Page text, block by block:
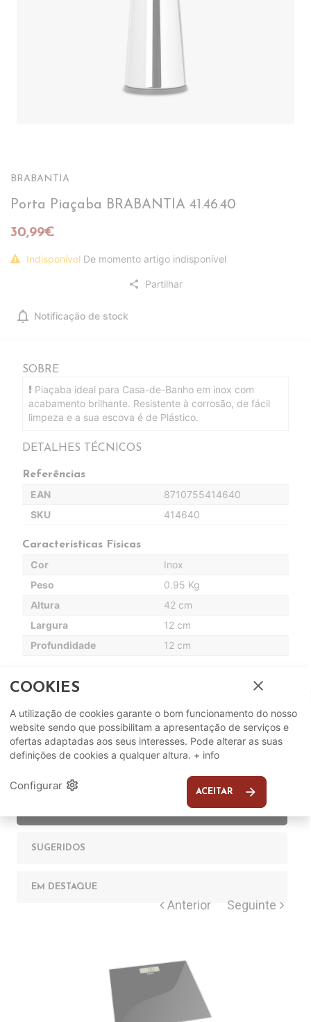
BRABANTIA
Porta Piaçaba BRABANTIA 41.46.40
30,99€
Indisponível De momento artigo indisponível
share Partilhar
notifications Notificação de stock
SOBRE
Piaçaba ideal para Casa-de-Banho em inox com
acabamento brilhante. Resistente à corrosão, de fácil
limpeza e a sua escova é de Plástico.
DETALHES TÉCNICOS
Referências
EAN
8710755414640
SKU
414640
Características Físicas
Cor
Inox
Peso
0.95 Kg
Altura
42 cm
Largura
12 cm
Profundidade
12 cm
Complete o seu ambiente
SUGERIDOS
EM DESTAQUE
COOKIES close
A utilização de cookies garante o bom funcionamento do nosso
website sendo que possibilitam a apresentação de serviços e
ofertas adaptadas aos seus interesses. Pode alterar as suas
definições de cookies a qualquer altura. + info
Configurar settings ACEITAR arrow_forward